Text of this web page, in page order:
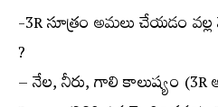
-3R సూత్రం అమలు చేయడం
?
– నేల, నీరు, గాలి కాలుష్యం (3R